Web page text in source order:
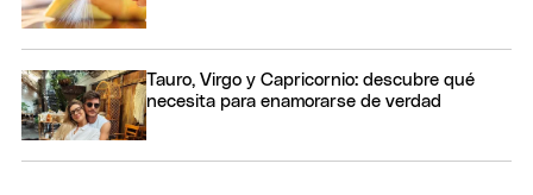
Tauro, Virgo y Capricornio: descubre qué
necesita para enamorarse de verdad